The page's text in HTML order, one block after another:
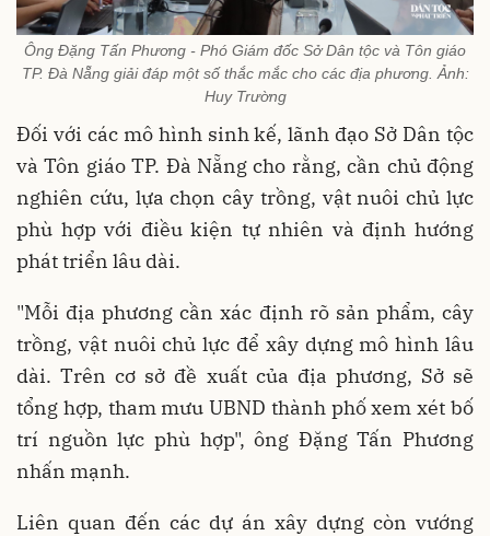
Ông Đặng Tấn Phương - Phó Giám đốc Sở Dân tộc và Tôn giáo
TP. Đà Nẵng giải đáp một số thắc mắc cho các địa phương. Ảnh:
Huy Trường
Đối với các mô hình sinh kế, lãnh đạo Sở Dân tộc
và Tôn giáo TP. Đà Nẵng cho rằng, cần chủ động
nghiên cứu, lựa chọn cây trồng, vật nuôi chủ lực
phù hợp với điều kiện tự nhiên và định hướng
phát triển lâu dài.
"Mỗi địa phương cần xác định rõ sản phẩm, cây
trồng, vật nuôi chủ lực để xây dựng mô hình lâu
dài. Trên cơ sở đề xuất của địa phương, Sở sẽ
tổng hợp, tham mưu UBND thành phố xem xét bố
trí nguồn lực phù hợp", ông Đặng Tấn Phương
nhấn mạnh.
Liên quan đến các dự án xây dựng còn vướng